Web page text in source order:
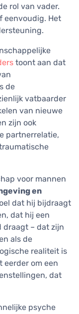
rol van vader.
eenvoudig. Het
toont aan dat
de
vatbaarder
van nieuwe
zijn ook
partnerrelatie,
voor mannen
en
dat hij bijdraagt
dat hij een
draagt – dat zijn
als de
realiteit is
om een
dat
psyche